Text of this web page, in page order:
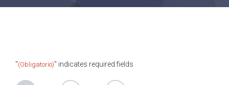
"(Obligatorio)" indicates required fields